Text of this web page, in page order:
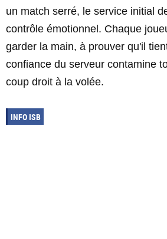
un match serré, le service initial
contrôle émotionnel. Chaque
garder la main, à prouver qu'il
confiance du serveur contamine
coup droit à la volée.
INFO ISB